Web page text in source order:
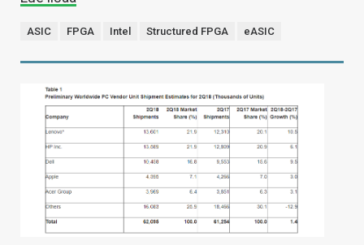
ASIC FPGA Intel Structured FPGA eASIC